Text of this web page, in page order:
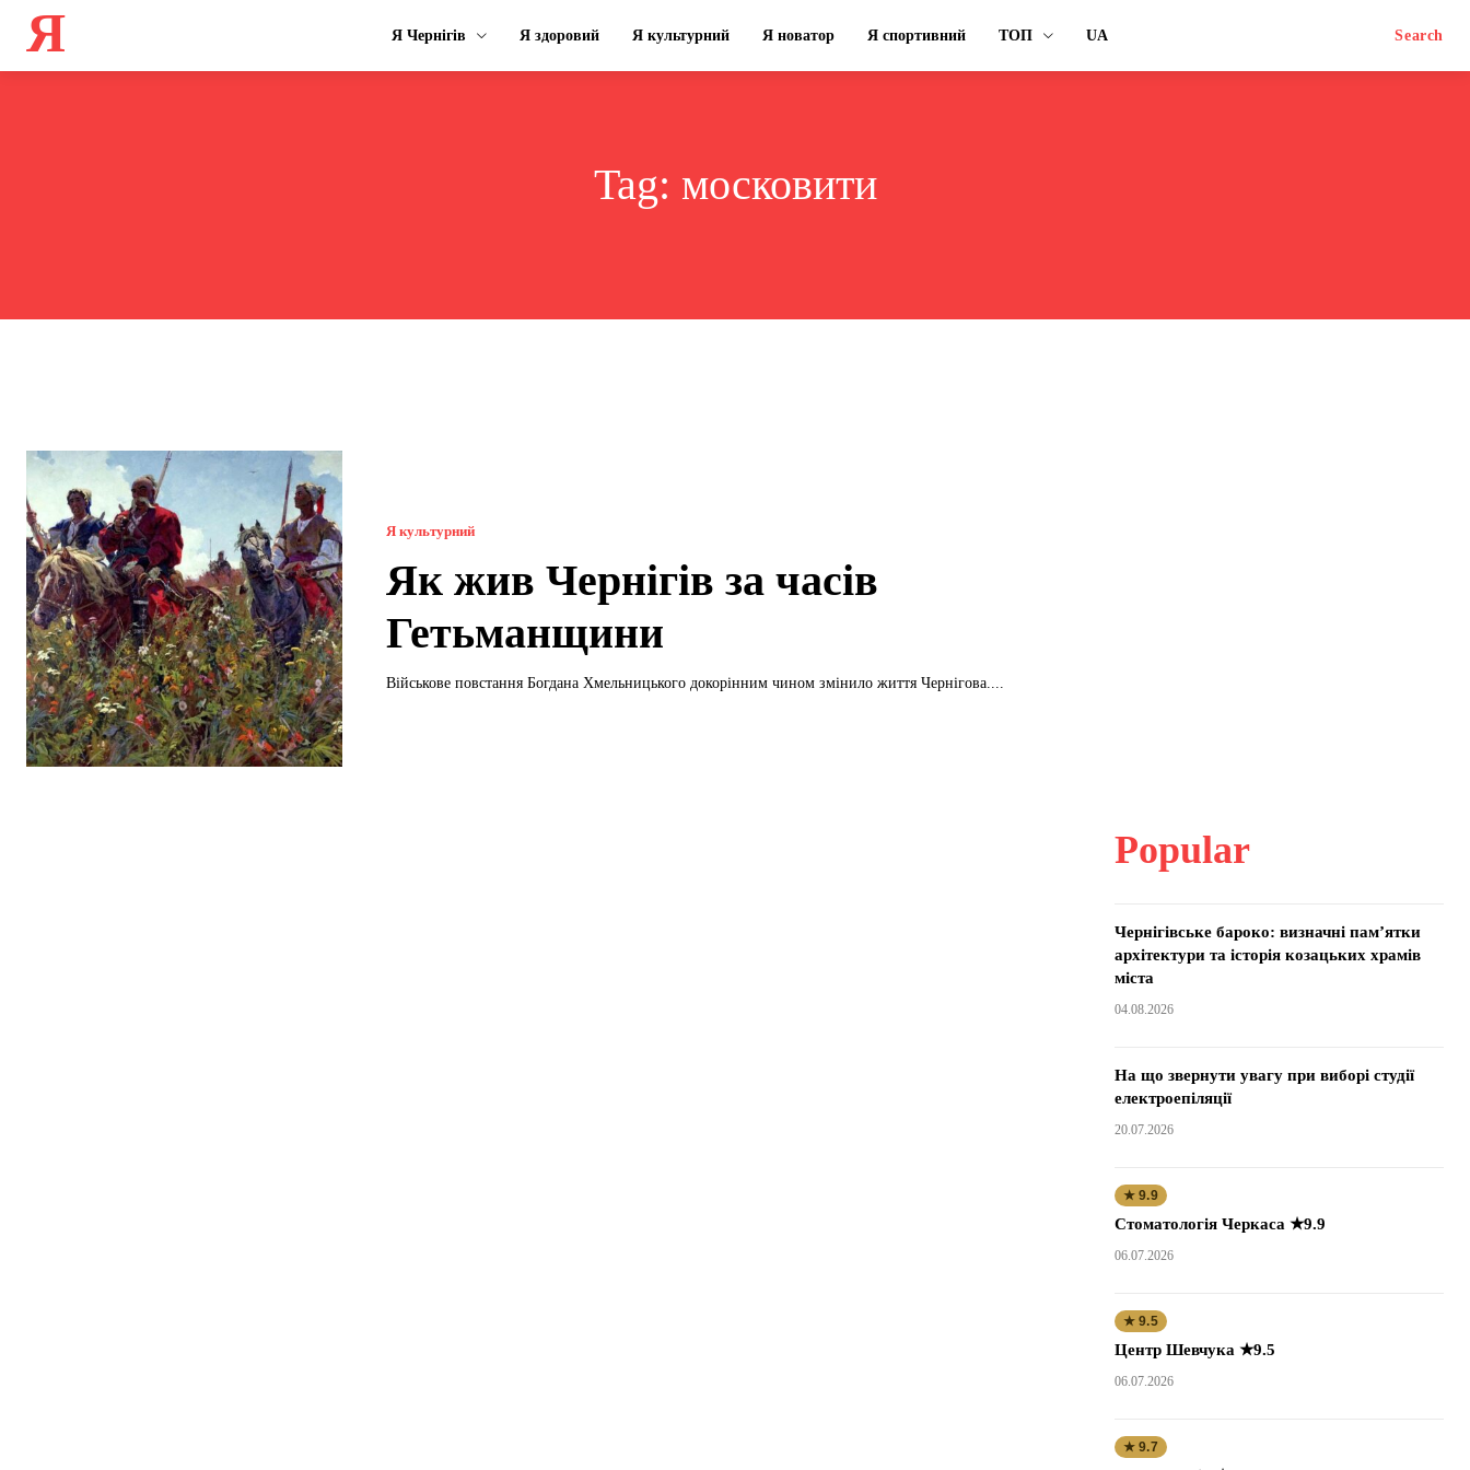
Я Я Чернігів Я здоровий Я культурний Я новатор Я спортивний ТОП UA Search
Tag: московити
Я культурний
Як жив Чернігів за часів
Гетьманщини
Військове повстання Богдана Хмельницького докорінним чином змінило життя Чернігова....
Popular
Чернігівське бароко: визначні пам’ятки
архітектури та історія козацьких храмів
міста
04.08.2026
На що звернути увагу при виборі студії
електроепіляції
20.07.2026
★ 9.9
Стоматологія Черкаса ★9.9
06.07.2026
★ 9.5
Центр Шевчука ★9.5
06.07.2026
★ 9.7